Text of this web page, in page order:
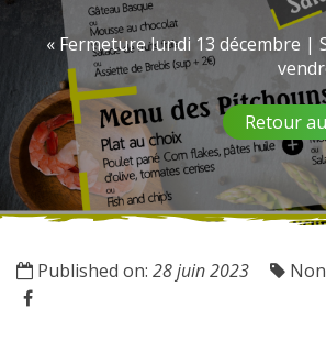
« Fermeture lundi 13 décembre |
Retour
Published on: 28 juin 2023